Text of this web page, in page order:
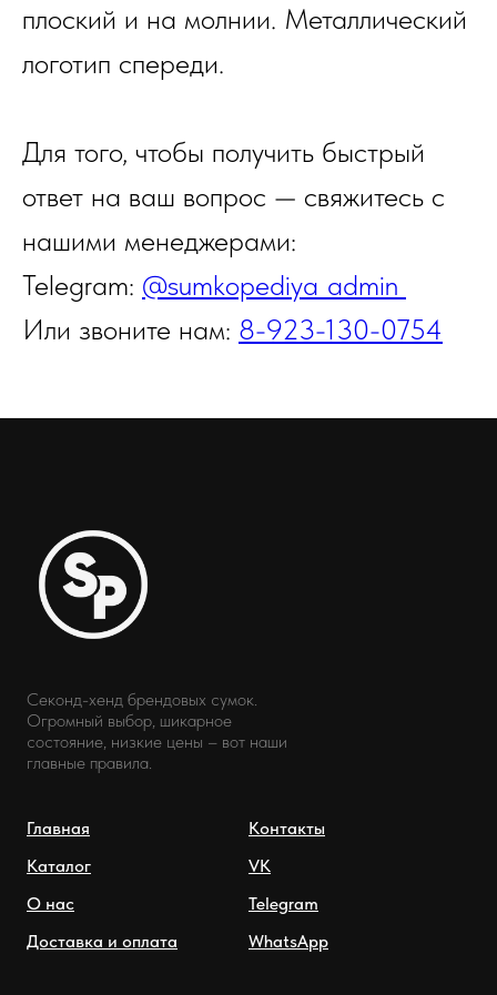
плоский и на молнии. Металлический
логотип спереди.
Для того, чтобы получить быстрый
ответ на ваш вопрос — свяжитесь с
нашими менеджерами:
Telegram: @sumkopediya_admin
Или звоните нам: 8-923-130-0754
Секонд-хенд брендовых сумок.
Огромный выбор, шикарное
состояние, низкие цены – вот наши
главные правила.
Главная
Каталог
О нас
Доставка и оплата
Контакты
VK
Telegram
WhatsApp